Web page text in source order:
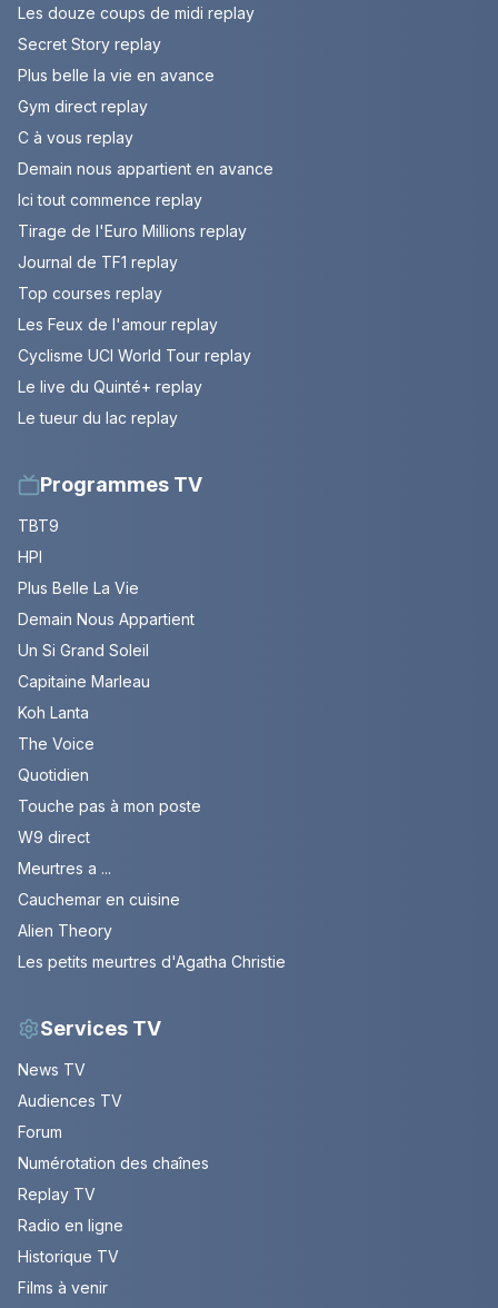
Les douze coups de midi replay
Secret Story replay
Plus belle la vie en avance
Gym direct replay
C à vous replay
Demain nous appartient en avance
Ici tout commence replay
Tirage de l'Euro Millions replay
Journal de TF1 replay
Top courses replay
Les Feux de l'amour replay
Cyclisme UCI World Tour replay
Le live du Quinté+ replay
Le tueur du lac replay
Programmes TV
TBT9
HPI
Plus Belle La Vie
Demain Nous Appartient
Un Si Grand Soleil
Capitaine Marleau
Koh Lanta
The Voice
Quotidien
Touche pas à mon poste
W9 direct
Meurtres a ...
Cauchemar en cuisine
Alien Theory
Les petits meurtres d'Agatha Christie
Services TV
News TV
Audiences TV
Forum
Numérotation des chaînes
Replay TV
Radio en ligne
Historique TV
Films à venir